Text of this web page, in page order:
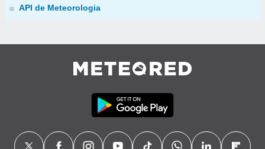
API de Meteorologia